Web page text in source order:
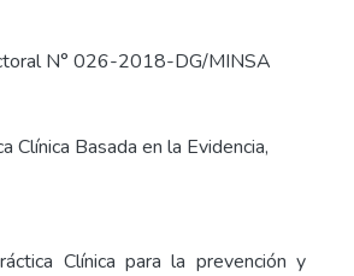
N° 026-2018-DG/MINSA
Clínica Basada en la Evidencia,
Clínica para la prevención y